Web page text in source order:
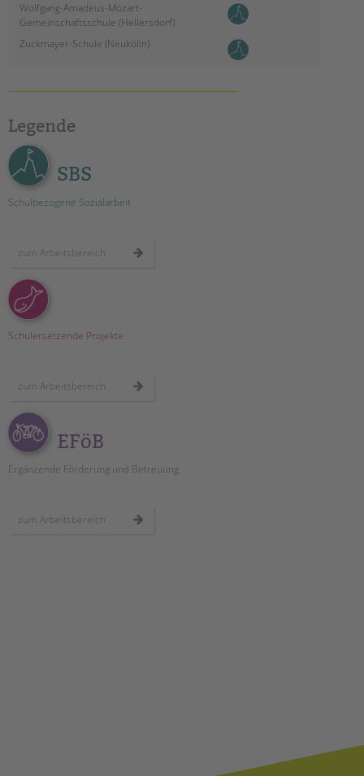
Intranet
Wolfgang-Amadeus-Mozart-
Gemeinschaftsschule (Hellersdorf)
Zuckmayer-Schule (Neukölln)
Legende
SBS
Schulbezogene Sozialarbeit
zum Arbeitsbereich
Schulersetzende Projekte
zum Arbeitsbereich
EFöB
Ergänzende Förderung und Betreuung
zum Arbeitsbereich